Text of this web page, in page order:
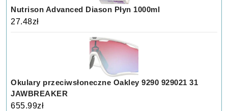
Nutrison Advanced Diason Płyn 1000ml
27.48zł
Okulary przeciwsłoneczne Oakley 9290 929021 31
JAWBREAKER
655.99zł